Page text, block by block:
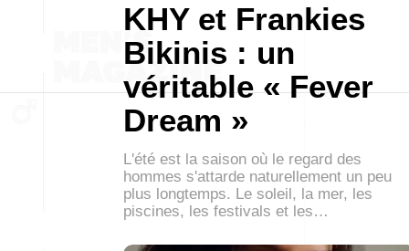
KHY et Frankies
Bikinis : un
véritable « Fever
Dream »
L'été est la saison où le regard des
hommes s'attarde naturellement un peu
plus longtemps. Le soleil, la mer, les
piscines, les festivals et les…